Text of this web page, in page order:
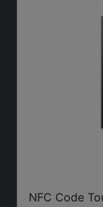
NFC Code